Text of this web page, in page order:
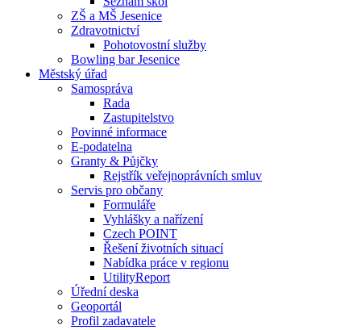
ZŠ a MŠ Jesenice
Zdravotnictví
Pohotovostní služby
Bowling bar Jesenice
Městský úřad
Samospráva
Rada
Zastupitelstvo
Povinné informace
E-podatelna
Granty & Půjčky
Rejstřík veřejnoprávních smluv
Servis pro občany
Formuláře
Vyhlášky a nařízení
Czech POINT
Řešení životních situací
Nabídka práce v regionu
UtilityReport
Úřední deska
Geoportál
Profil zadavatele